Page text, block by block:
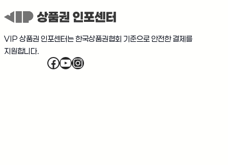
VIP 상품권 인포센터는 한국상품권협회 기준으로 안전한 결제를
지원합니다.
Facebook
YouTube
Instagram